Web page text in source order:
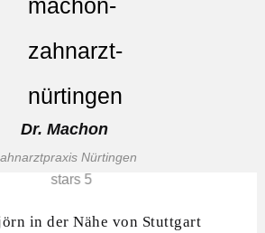
Dr. Machon
Nürtingen
in der Nähe von Stuttgart